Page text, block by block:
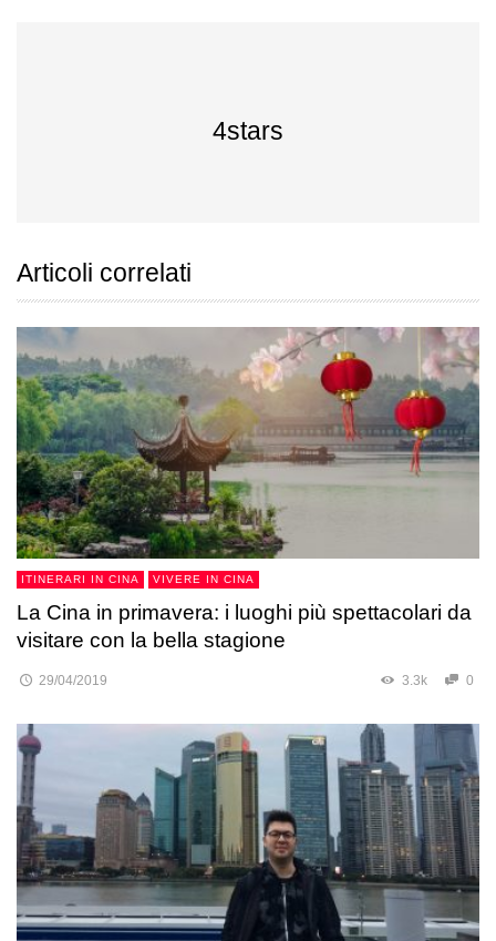
4stars
Articoli correlati
ITINERARI IN CINA VIVERE IN CINA
La Cina in primavera: i luoghi più spettacolari da
visitare con la bella stagione
29/04/2019 3.3k 0